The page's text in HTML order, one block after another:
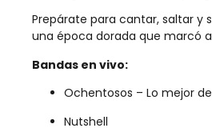
Prepárate para cantar, saltar y
una época dorada que marcó
Bandas en vivo:
Ochentosos – Lo mejor de
Nutshell